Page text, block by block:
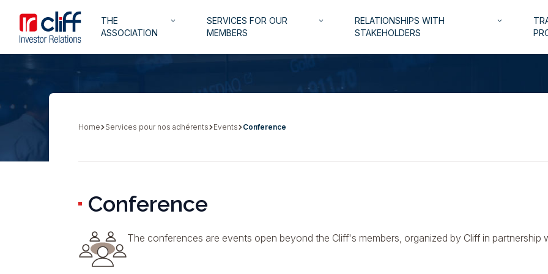
main
content
Aller directement au contenu
Navigation
principale
THE
ASSOCIATION
keyboard_arrow_down
SERVICES FOR OUR
MEMBERS
keyboard_arrow_down
RELATIONSHIPS WITH
STAKEHOLDERS
keyboard_arrow_down
Breadcrumb
Home Services pour nos adhérents Events Conference
Conference
The conferences are events open beyond the Cliff's members, organized by Cliff in partnership